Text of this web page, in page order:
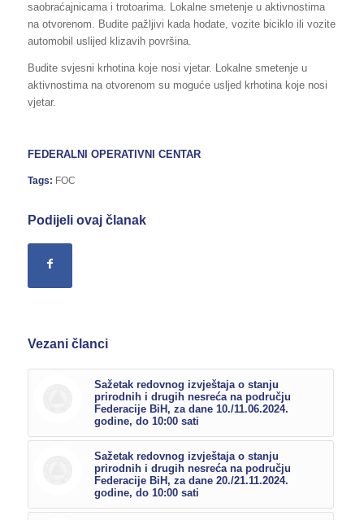
saobraćajnicama i trotoarima. Lokalne smetenje u aktivnostima
na otvorenom. Budite pažljivi kada hodate, vozite biciklo ili vozite
automobil uslijed klizavih površina.
Budite svjesni krhotina koje nosi vjetar. Lokalne smetenje u
aktivnostima na otvorenom su moguće usljed krhotina koje nosi
vjetar.
FEDERALNI OPERATIVNI CENTAR
Tags: FOC
Podijeli ovaj članak
Vezani članci
Sažetak redovnog izvještaja o stanju
prirodnih i drugih nesreća na području
Federacije BiH, za dane 10./11.06.2024.
godine, do 10:00 sati
Sažetak redovnog izvještaja o stanju
prirodnih i drugih nesreća na području
Federacije BiH, za dane 20./21.11.2024.
godine, do 10:00 sati